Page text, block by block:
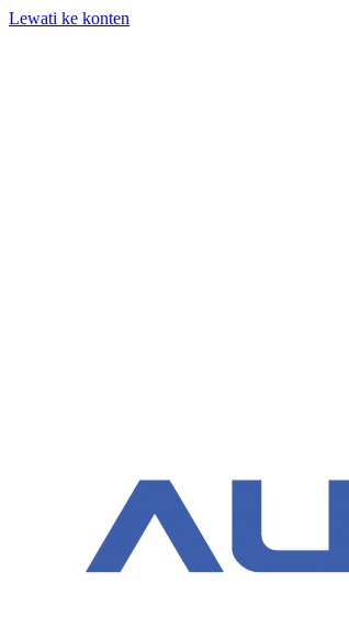
Lewati ke konten